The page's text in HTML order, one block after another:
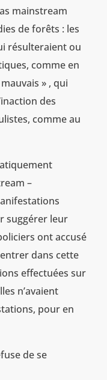
mainstream
de forêts : les
résulteraient ou
comme en
» , qui
des
comme au
–
suggérer leur
ont accusé
dans cette
effectuées sur
n’avaient
pour en
de se